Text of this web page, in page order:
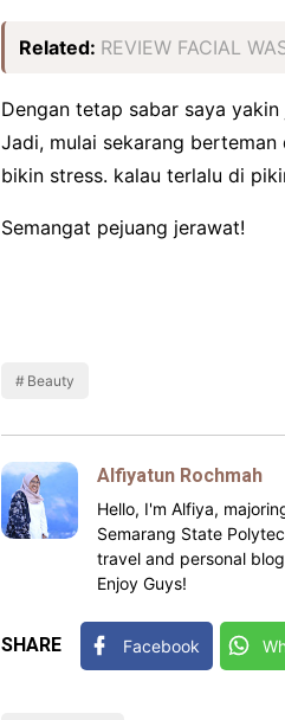
Related: REVIEW FACIAL
Dengan tetap sabar saya
Jadi, mulai sekarang
bikin stress. kalau terlalu di
Semangat pejuang jerawat!
Beauty
Alfiyatun Rochmah
Hello, I'm Alfiya,
Semarang State
travel and personal
Enjoy Guys!
SHARE Facebook